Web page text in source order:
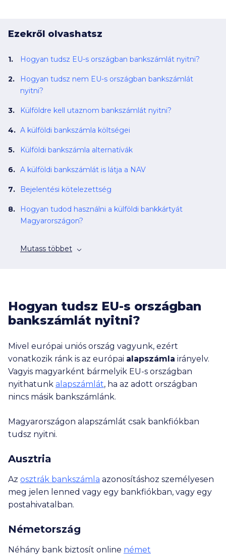
Ezekről olvashatsz
Hogyan tudsz EU-s országban bankszámlát nyitni?
Hogyan tudsz nem EU-s országban bankszámlát
nyitni?
Külföldre kell utaznom bankszámlát nyitni?
A külföldi bankszámla költségei
Külföldi bankszámla alternatívák
A külföldi bankszámlát is látja a NAV
Bejelentési kötelezettség
Hogyan tudod használni a külföldi bankkártyát
Magyarországon?
Mutass többet
Hogyan tudsz EU-s országban
bankszámlát nyitni?
Mivel európai uniós ország vagyunk, ezért
vonatkozik ránk is az európai alapszámla irányelv.
Vagyis magyarként bármelyik EU-s országban
nyithatunk alapszámlát, ha az adott országban
nincs másik bankszámlánk.
Magyarországon alapszámlát csak bankfiókban
tudsz nyitni.
Ausztria
Az osztrák bankszámla azonosításhoz személyesen
meg jelen lenned vagy egy bankfiókban, vagy egy
postahivatalban.
Németország
Néhány bank biztosít online német